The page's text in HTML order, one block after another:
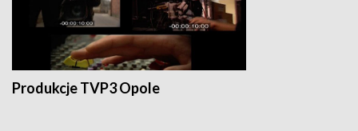
Produkcje TVP3 Opole